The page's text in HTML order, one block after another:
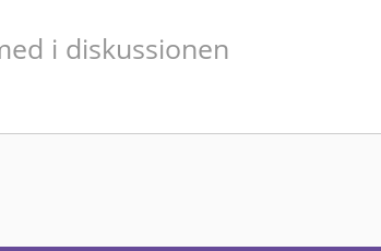
i diskussionen